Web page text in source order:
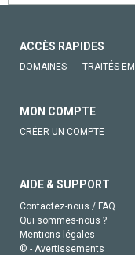
ACCÈS RAPIDES
DOMAINES TRAITÉS
MON COMPTE
CRÉER UN COMPTE
AIDE & SUPPORT
Contactez-nous / FAQ
Qui sommes-nous ?
Mentions légales
© - Avertissements